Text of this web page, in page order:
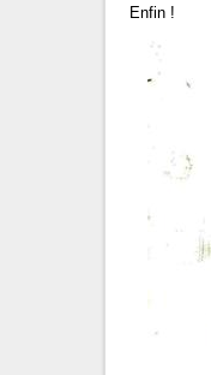
Enfin !